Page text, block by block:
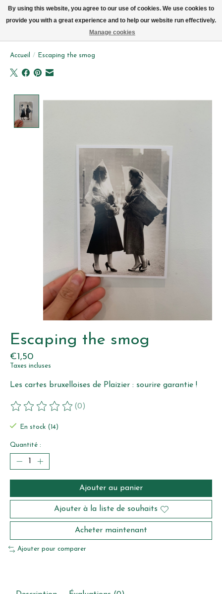
Accueil / Escaping the smog
Product image slideshow Items
Escaping the smog
€1,50
Taxes incluses
Les cartes bruxelloises de Plaizier : sourire garantie !
Ce produit est évalué à
(0)
En stock (14)
Quantité :
Ajouter au panier
Ajouter à la liste de souhaits
Acheter maintenant
Ajouter pour comparer
By using this website, you agree to our use of cookies. We use cookies to
provide you with a great experience and to help our website run effectively.
Manage cookies